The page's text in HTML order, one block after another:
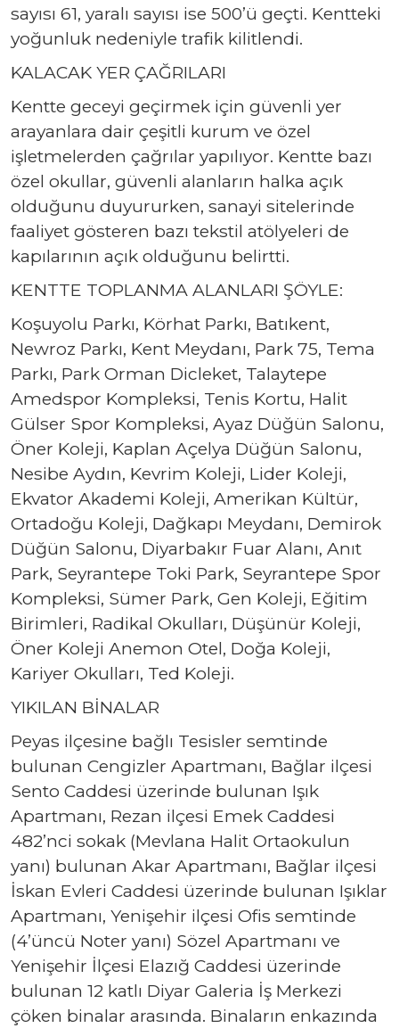
sayısı 61, yaralı sayısı ise 500’ü geçti. Kentteki
yoğunluk nedeniyle trafik kilitlendi.
KALACAK YER ÇAĞRILARI
Kentte geceyi geçirmek için güvenli yer
arayanlara dair çeşitli kurum ve özel
işletmelerden çağrılar yapılıyor. Kentte bazı
özel okullar, güvenli alanların halka açık
olduğunu duyururken, sanayi sitelerinde
faaliyet gösteren bazı tekstil atölyeleri de
kapılarının açık olduğunu belirtti.
KENTTE TOPLANMA ALANLARI ŞÖYLE:
Koşuyolu Parkı, Körhat Parkı, Batıkent,
Newroz Parkı, Kent Meydanı, Park 75, Tema
Parkı, Park Orman Dicleket, Talaytepe
Amedspor Kompleksi, Tenis Kortu, Halit
Gülser Spor Kompleksi, Ayaz Düğün Salonu,
Öner Koleji, Kaplan Açelya Düğün Salonu,
Nesibe Aydın, Kevrim Koleji, Lider Koleji,
Ekvator Akademi Koleji, Amerikan Kültür,
Ortadoğu Koleji, Dağkapı Meydanı, Demirok
Düğün Salonu, Diyarbakır Fuar Alanı, Anıt
Park, Seyrantepe Toki Park, Seyrantepe Spor
Kompleksi, Sümer Park, Gen Koleji, Eğitim
Birimleri, Radikal Okulları, Düşünür Koleji,
Öner Koleji Anemon Otel, Doğa Koleji,
Kariyer Okulları, Ted Koleji.
YIKILAN BİNALAR
Peyas ilçesine bağlı Tesisler semtinde
bulunan Cengizler Apartmanı, Bağlar ilçesi
Sento Caddesi üzerinde bulunan Işık
Apartmanı, Rezan ilçesi Emek Caddesi
482’nci sokak (Mevlana Halit Ortaokulun
yanı) bulunan Akar Apartmanı, Bağlar ilçesi
İskan Evleri Caddesi üzerinde bulunan Işıklar
Apartmanı, Yenişehir ilçesi Ofis semtinde
(4’üncü Noter yanı) Sözel Apartmanı ve
Yenişehir İlçesi Elazığ Caddesi üzerinde
bulunan 12 katlı Diyar Galeria İş Merkezi
çöken binalar arasında. Binaların enkazında